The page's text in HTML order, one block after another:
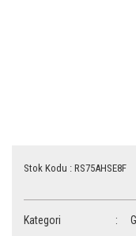
Stok Kodu : RS75AHSE8F
Kategori